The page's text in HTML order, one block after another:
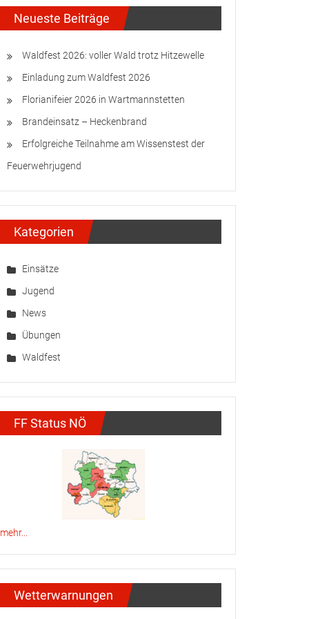
Neueste Beiträge
Waldfest 2026: voller Wald trotz Hitzewelle
Einladung zum Waldfest 2026
Florianifeier 2026 in Wartmannstetten
Brandeinsatz – Heckenbrand
Erfolgreiche Teilnahme am Wissenstest der
Feuerwehrjugend
Kategorien
Einsätze
Jugend
News
Übungen
Waldfest
FF Status NÖ
mehr...
Wetterwarnungen